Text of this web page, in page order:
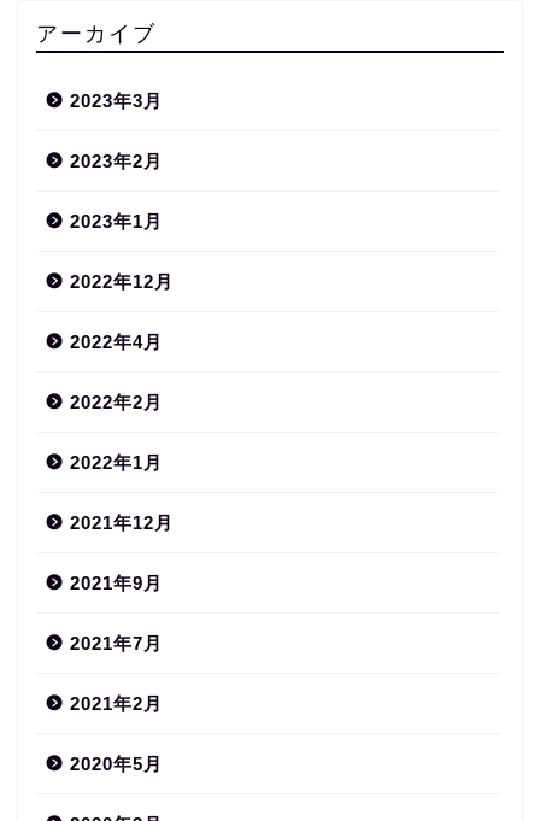
アーカイブ
2023年3月
2023年2月
2023年1月
2022年12月
2022年4月
2022年2月
2022年1月
2021年12月
2021年9月
2021年7月
2021年2月
2020年5月